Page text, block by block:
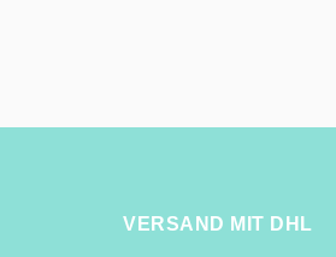
VERSAND MIT DHL